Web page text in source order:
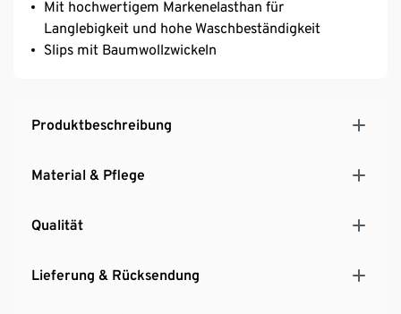
Mit hochwertigem Markenelasthan für
Langlebigkeit und hohe Waschbeständigkeit
Slips mit Baumwollzwickeln
Produktbeschreibung
Material & Pflege
Qualität
Lieferung & Rücksendung